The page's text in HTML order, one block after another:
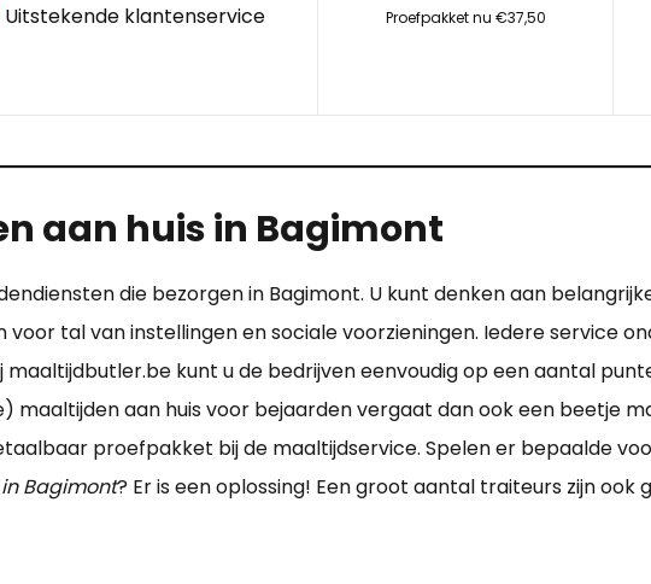
Uitstekende klantenservice
Proefpakket nu €37,50
aan huis in Bagimont
die bezorgen in Bagimont. U kunt denken aan
voor tal van instellingen en sociale voorzieningen. Iedere service
kunt u de bedrijven eenvoudig op een aantal
aan huis voor bejaarden vergaat dan ook een beetje
proefpakket bij de maaltijdservice. Spelen er bepaalde
Bagimont? Er is een oplossing! Een groot aantal traiteurs zijn